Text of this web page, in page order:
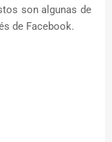
son algunas de
de Facebook.